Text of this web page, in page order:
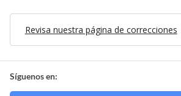
Revisa nuestra página de correcciones
Síguenos en: